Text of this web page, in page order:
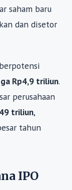
saham baru
dan disetor
Rp4,9 triliun.
perusahaan
triliun,
tahun
IPO